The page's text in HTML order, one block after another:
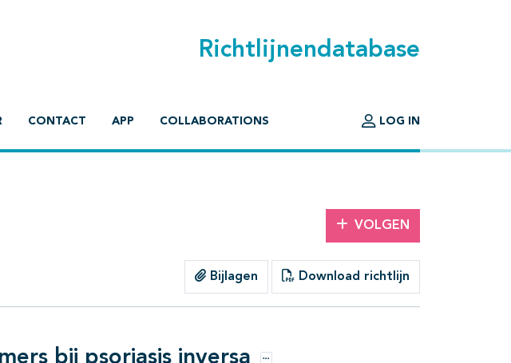
Richtlijnendatabase
CONTACT APP COLLABORATIONS LOG IN
VOLGEN
Bijlagen Download richtlijn
bij psoriasis inversa